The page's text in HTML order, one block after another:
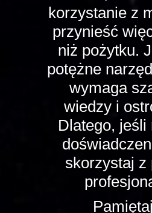
korzystanie z
przynieść
niż pożytku.
potężne
wymaga
wiedzy i
Dlatego, jeśli
skorzystaj z